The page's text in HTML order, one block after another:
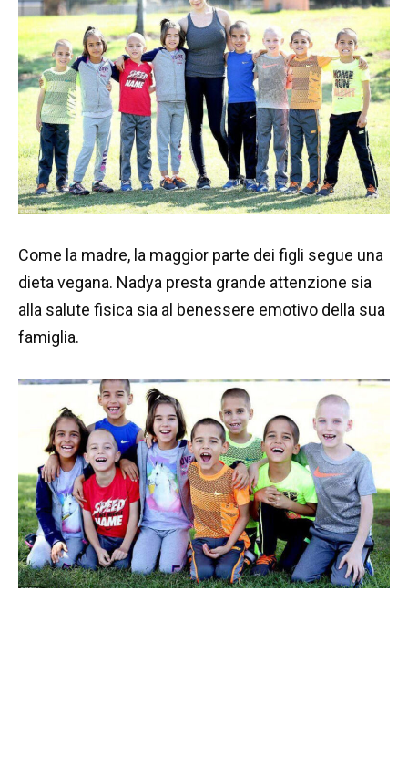
Come la madre, la maggior parte dei figli segue una
dieta vegana. Nadya presta grande attenzione sia
alla salute fisica sia al benessere emotivo della sua
famiglia.